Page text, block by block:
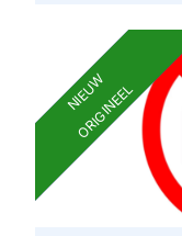
NIEUW
ORIGINEEL